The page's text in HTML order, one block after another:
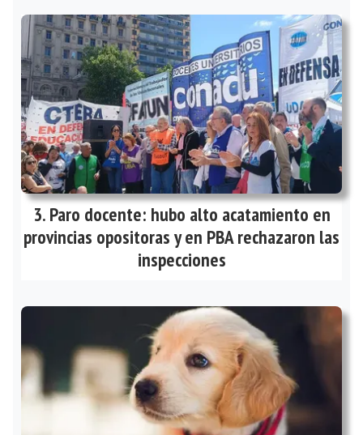
Paro docente: hubo alto acatamiento en
provincias opositoras y en PBA rechazaron las
inspecciones